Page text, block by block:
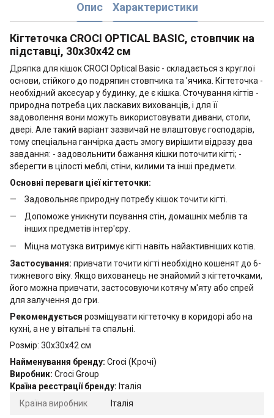
Опис Характеристики
Кігтеточка CROCI OPTICAL BASIC, стовпчик на
підставці, 30х30х42 см
Дряпка для кішок CROCI Optical Basic - складається з круглої
основи, стійкого до подряпин стовпчика та 'ячика. Кігтеточка -
необхідний аксесуар у будинку, де є кішка. Сточування кігтів -
природна потреба цих ласкавих вихованців, і для її
задоволення вони можуть використовувати дивани, столи,
двері. Але такий варіант зазвичай не влаштовує господарів,
тому спеціальна ганчірка дасть змогу вирішити відразу два
завдання: - задовольнити бажання кішки поточити кігті; -
зберегти в цілості меблі, стіни, килими та інші предмети.
Основні переваги цієї кігтеточки:
Задовольняє природну потребу кішок точити кігті.
Допоможе уникнути псування стін, домашніх меблів та
інших предметів інтер'єру.
Міцна мотузка витримує кігті навіть найактивніших котів.
Застосування: привчати точити кігті необхідно кошенят до 6-
тижневого віку. Якщо вихованець не знайомий з кігтеточками,
його можна привчати, застосовуючи котячу м'яту або спрей
для залучення до гри.
Рекомендується розміщувати кігтеточку в коридорі або на
кухні, а не у вітальні та спальні.
Розмір: 30х30х42 см
Найменування бренду: Croci (Крочі)
Виробник: Croci Group
Країна реєстрації бренду: Італія
Країна виробник
Італія